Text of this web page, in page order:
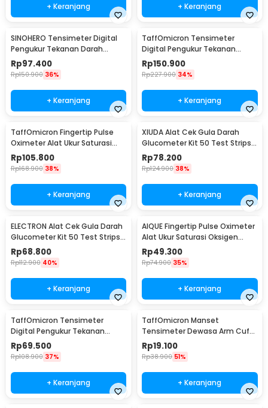
+ Keranjang + Keranjang
SINOHERO Tensimeter Digital
Pengukur Tekanan Darah
English Voice - GK102
Rp97.400
Rp150.900 36%
+ Keranjang
TaffOmicron Tensimeter
Digital Pengukur Tekanan
Darah Wrist Monitor - YK-BPW1
Rp150.900
Rp227.900 34%
+ Keranjang
TaffOmicron Fingertip Pulse
Oximeter Alat Ukur Saturasi
Oksigen Darah - YK-80B
Rp105.800
Rp168.900 38%
+ Keranjang
XIUDA Alat Cek Gula Darah
Glucometer Kit 50 Test Strips -
G058
Rp78.200
Rp124.900 38%
+ Keranjang
ELECTRON Alat Cek Gula Darah
Glucometer Kit 50 Test Strips -
HH-XT520
Rp68.800
Rp112.900 40%
+ Keranjang
AIQUE Fingertip Pulse Oximeter
Alat Ukur Saturasi Oksigen
Darah - TY-05
Rp49.300
Rp74.900 35%
+ Keranjang
TaffOmicron Tensimeter
Digital Pengukur Tekanan
Darah Indonesia Voice - A01
Rp69.500
Rp108.900 37%
+ Keranjang
TaffOmicron Manset
Tensimeter Dewasa Arm Cuff
Replacement 17-22cm - BX17
Rp19.100
Rp38.900 51%
+ Keranjang